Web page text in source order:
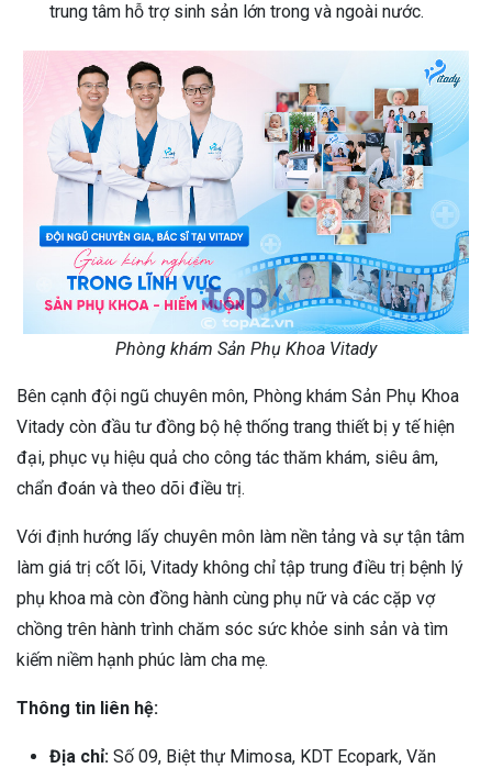
trung tâm hỗ trợ sinh sản lớn trong và ngoài nước.
Phòng khám Sản Phụ Khoa Vitady
Bên cạnh đội ngũ chuyên môn, Phòng khám Sản Phụ Khoa
Vitady còn đầu tư đồng bộ hệ thống trang thiết bị y tế hiện
đại, phục vụ hiệu quả cho công tác thăm khám, siêu âm,
chẩn đoán và theo dõi điều trị.
Với định hướng lấy chuyên môn làm nền tảng và sự tận tâm
làm giá trị cốt lõi, Vitady không chỉ tập trung điều trị bệnh lý
phụ khoa mà còn đồng hành cùng phụ nữ và các cặp vợ
chồng trên hành trình chăm sóc sức khỏe sinh sản và tìm
kiếm niềm hạnh phúc làm cha mẹ.
Thông tin liên hệ:
Địa chỉ: Số 09, Biệt thự Mimosa, KDT Ecopark, Văn